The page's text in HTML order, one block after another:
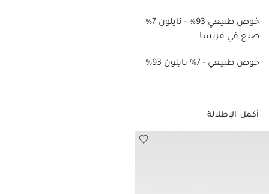
خوص طبيعي 93% - نايلون 7%
صنع في فرنسا
%93 خوص طبيعي - 7% نايلون
أكمل الإطلالة